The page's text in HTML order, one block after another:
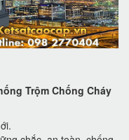
Trộm Chống Cháy